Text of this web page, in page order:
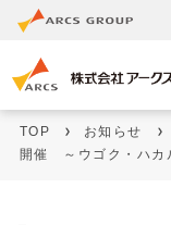
TOP お知らせ
開催 ～ウゴク・ハカ